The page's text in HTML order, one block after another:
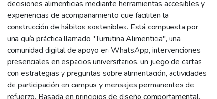
decisiones alimenticias mediante herramientas accesibles y
experiencias de acompañamiento que faciliten la
construcción de hábitos sostenibles. Está compuesta por
una guía práctica llamado "Turrutina Alimenticia", una
comunidad digital de apoyo en WhatsApp, intervenciones
presenciales en espacios universitarios, un juego de cartas
con estrategias y preguntas sobre alimentación, actividades
de participación en campus y mensajes permanentes de
refuerzo. Basada en principios de diseño comportamental,